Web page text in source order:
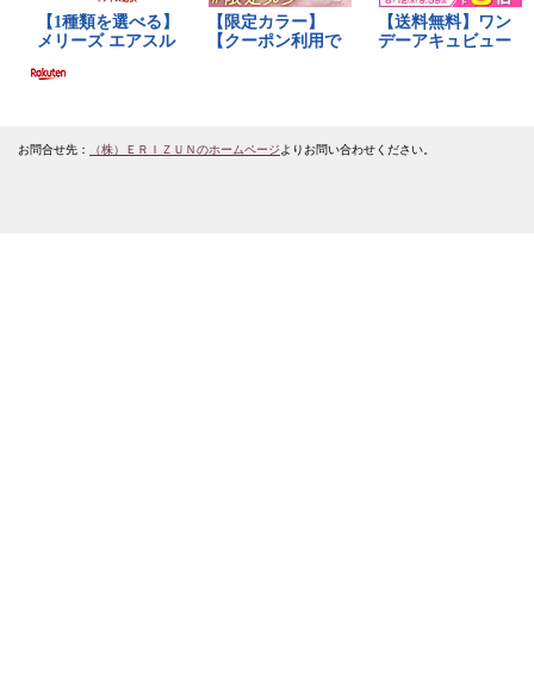
お問合せ先： （株）ＥＲＩＺＵＮのホームページよりお問い合わせください。